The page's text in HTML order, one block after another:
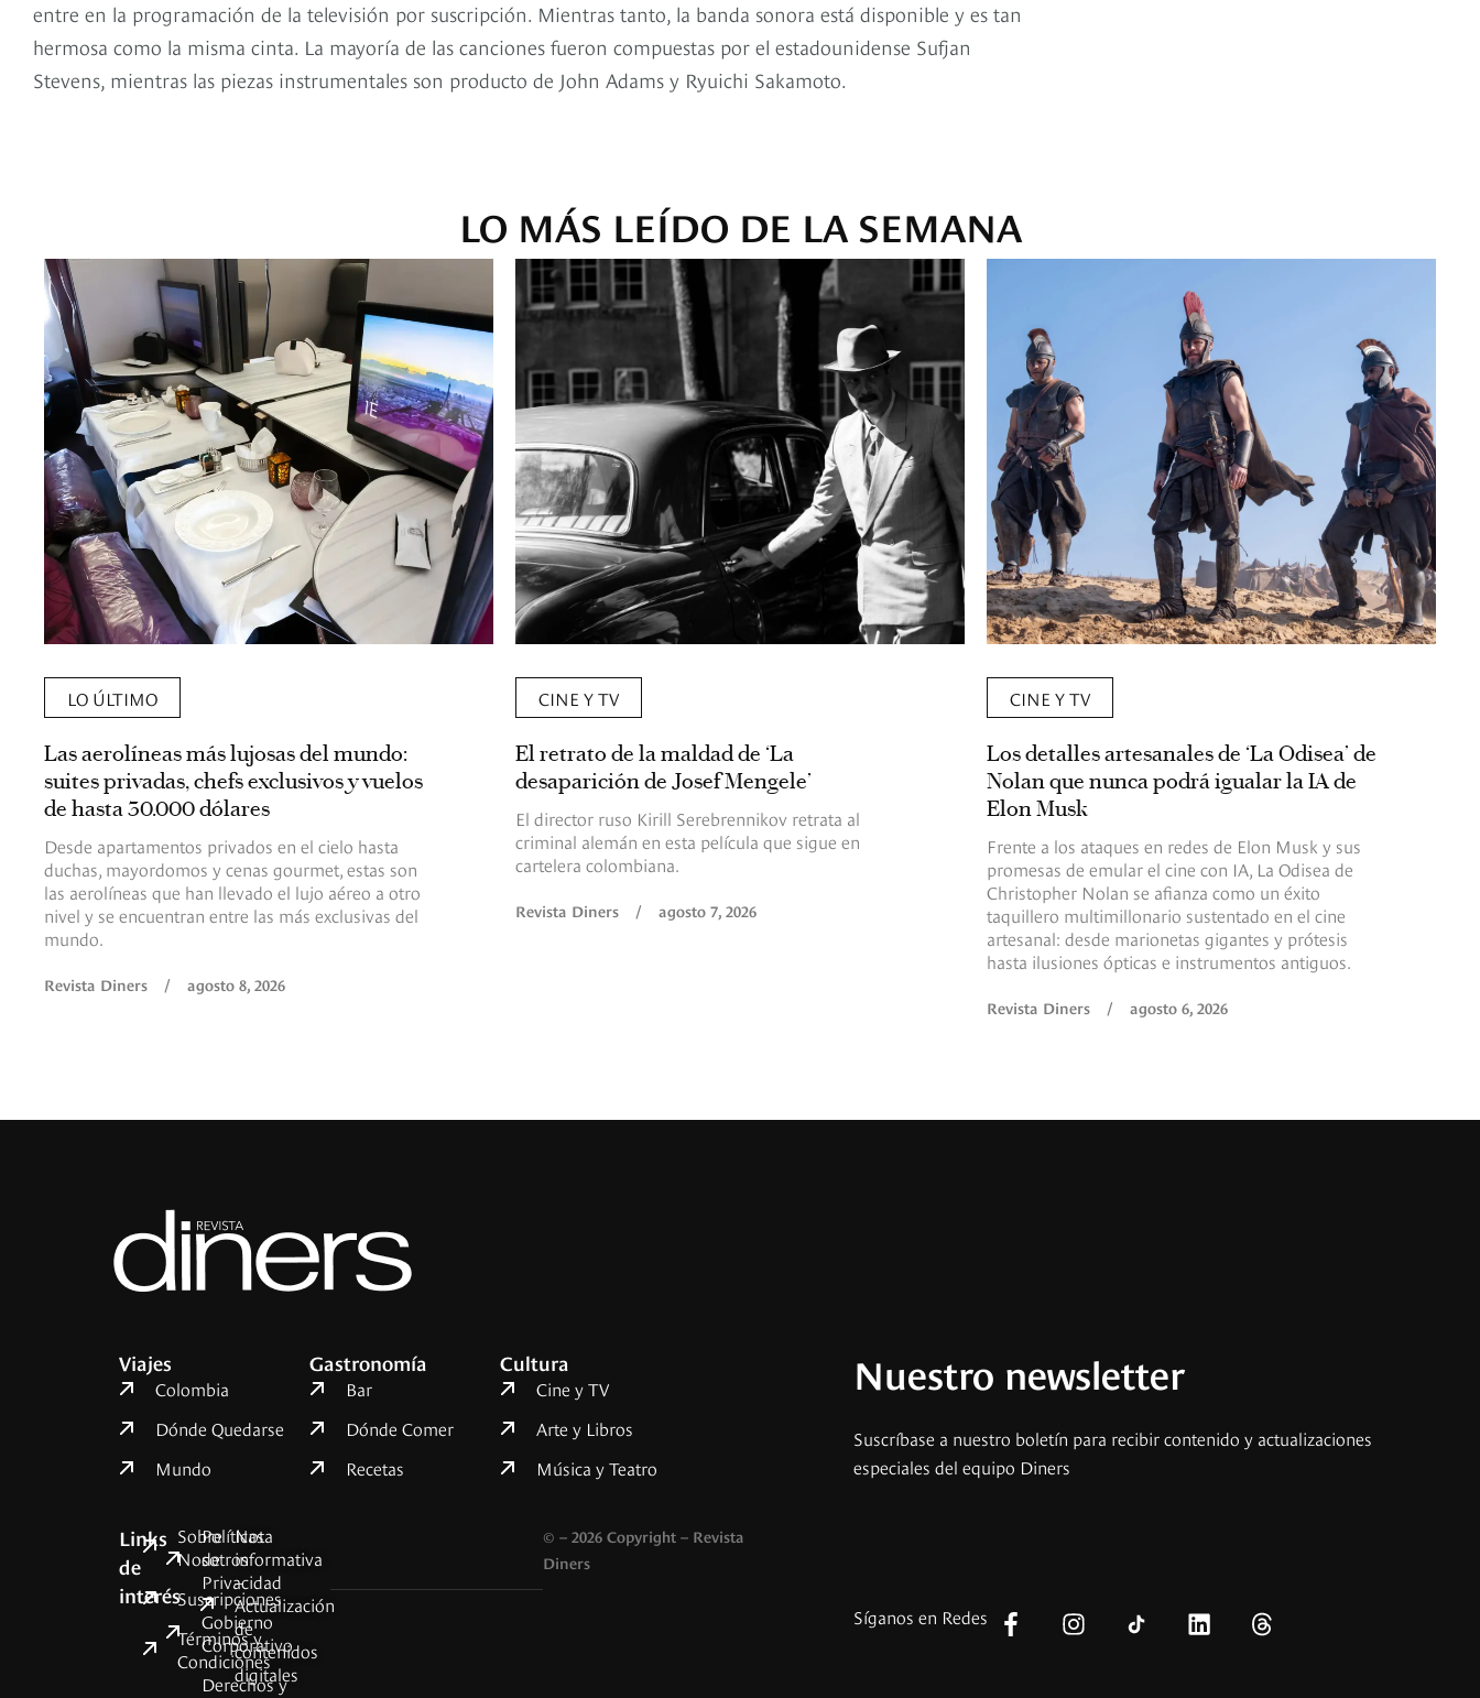
entre en la programación de la televisión por suscripción. Mientras tanto, la banda sonora está disponible y es tan
hermosa como la misma cinta. La mayoría de las canciones fueron compuestas por el estadounidense Sufjan
Stevens, mientras las piezas instrumentales son producto de John Adams y Ryuichi Sakamoto.
LO MÁS LEÍDO DE LA SEMANA
LO ÚLTIMO
Las aerolíneas más lujosas del mundo:
suites privadas, chefs exclusivos y vuelos
de hasta 30.000 dólares
Desde apartamentos privados en el cielo hasta
duchas, mayordomos y cenas gourmet, estas son
las aerolíneas que han llevado el lujo aéreo a otro
nivel y se encuentran entre las más exclusivas del
mundo.
Revista Diners / agosto 8, 2026
CINE Y TV
El retrato de la maldad de ‘La
desaparición de Josef Mengele’
El director ruso Kirill Serebrennikov retrata al
criminal alemán en esta película que sigue en
cartelera colombiana.
Revista Diners / agosto 7, 2026
CINE Y TV
Los detalles artesanales de ‘La Odisea’ de
Nolan que nunca podrá igualar la IA de
Elon Musk
Frente a los ataques en redes de Elon Musk y sus
promesas de emular el cine con IA, La Odisea de
Christopher Nolan se afianza como un éxito
taquillero multimillonario sustentado en el cine
artesanal: desde marionetas gigantes y prótesis
hasta ilusiones ópticas e instrumentos antiguos.
Revista Diners / agosto 6, 2026
Viajes
Colombia
Dónde Quedarse
Mundo
Gastronomía
Bar
Dónde Comer
Recetas
Cultura
Cine y TV
Arte y Libros
Música y Teatro
Links
de
interés
Sobre
Nosotros
Suscripciones
Términos y
Condiciones
Políticas
de
Privacidad
Gobierno
Corporativo
Derechos y
Nota
informativa
–
Actualización
de
contenidos
digitales
© – 2026 Copyright – Revista
Diners
Nuestro newsletter
Suscríbase a nuestro boletín para recibir contenido y actualizaciones
especiales del equipo Diners
Síganos en Redes